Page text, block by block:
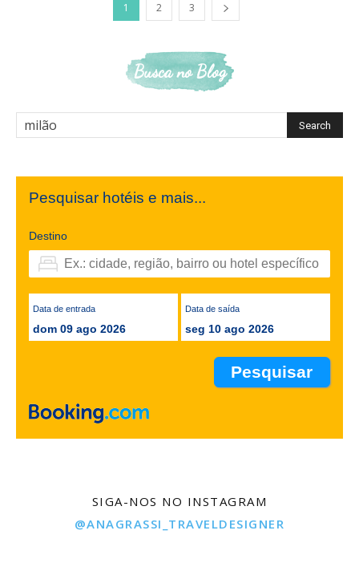
1 2 3
Busca no Blog
Pesquisar hotéis e mais...
Destino
Data de entrada
dom 09 ago 2026
Data de saída
seg 10 ago 2026
SIGA-NOS NO INSTAGRAM
@ANAGRASSI_TRAVELDESIGNER